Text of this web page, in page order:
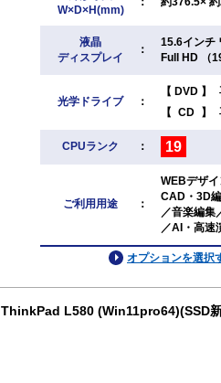
W×D×H(mm)
液晶
ディスプレイ
：
15.6インチ
Full HD （
光学ドライブ ：
【 DVD 】
【 CD 】
CPUランク ： 19
ご利用用途 ：
WEBデザ
CAD・3D
／音楽編集
／AI・高
オプションを選択
L580 (Win11pro64)(SSD